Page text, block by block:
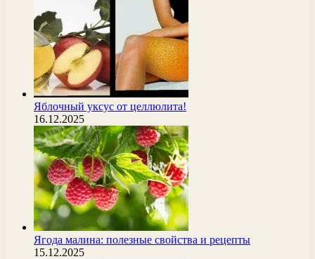
Яблочный уксус от целлюлита!
16.12.2025
Ягода малина: полезные свойства и рецепты
15.12.2025